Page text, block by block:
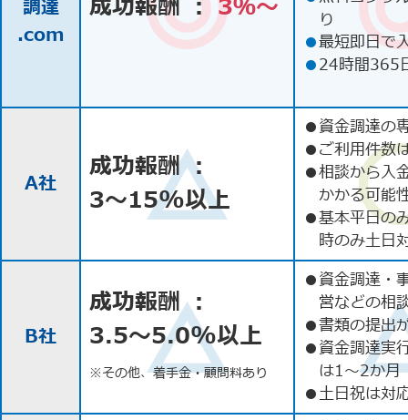
調達
.com
成功報酬 ： 3％〜
り
●最短即日で
●24時間365
A社
成功報酬 ：
3〜15%以上
●資金調達の
●ご利用件数
●相談から入
かかる可能
●基本平日の
時のみ土日
B社
成功報酬 ：
3.5〜5.0%以上
※その他、着手金・顧問料あり
●資金調達・
営などの相
●書類の提出
●資金調達実
は1〜2か月
●土日祝は対